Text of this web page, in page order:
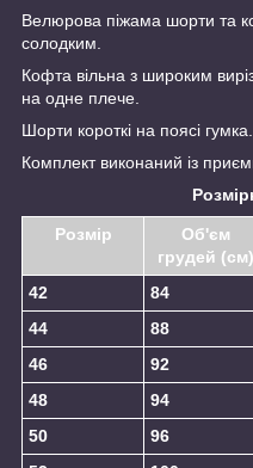
Велюрова піжама шорти та
солодким.
Кофта вільна з широким
на одне плече.
Шорти короткі на поясі гумка.
Комплект виконаний із
Розмір
Об'єм
грудей (см)
42
84
44
88
46
92
48
94
50
96